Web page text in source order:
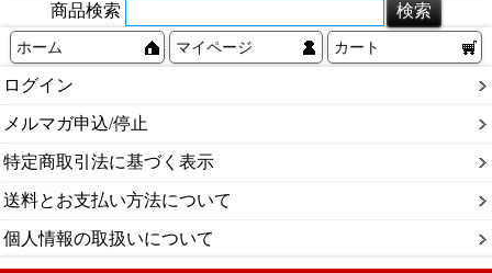
商品検索
ホーム マイページ カート
ログイン
メルマガ申込/停止
特定商取引法に基づく表示
送料とお支払い方法について
個人情報の取扱いについて